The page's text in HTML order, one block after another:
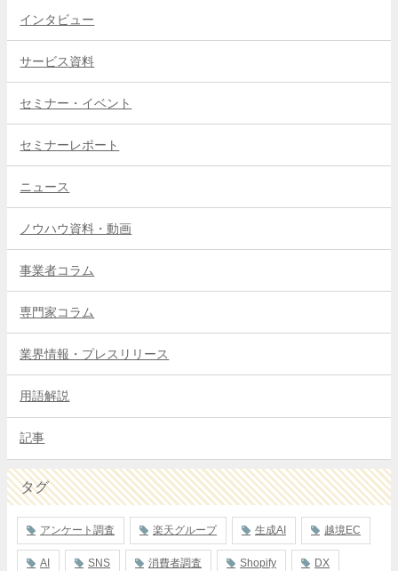
インタビュー
サービス資料
セミナー・イベント
セミナーレポート
ニュース
ノウハウ資料・動画
事業者コラム
専門家コラム
業界情報・プレスリリース
用語解説
記事
タグ
アンケート調査 楽天グループ 生成AI 越境EC
AI SNS 消費者調査 Shopify DX